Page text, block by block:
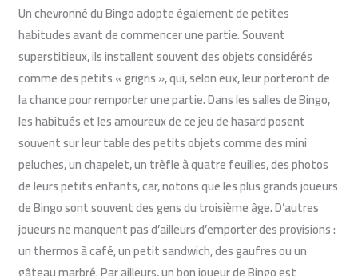
Un chevronné du Bingo adopte également de petites
habitudes avant de commencer une partie. Souvent
superstitieux, ils installent souvent des objets considérés
comme des petits « grigris », qui, selon eux, leur porteront de
la chance pour remporter une partie. Dans les salles de Bingo,
les habitués et les amoureux de ce jeu de hasard posent
souvent sur leur table des petits objets comme des mini
peluches, un chapelet, un trèfle à quatre feuilles, des photos
de leurs petits enfants, car, notons que les plus grands joueurs
de Bingo sont souvent des gens du troisième âge. D’autres
joueurs ne manquent pas d’ailleurs d’emporter des provisions :
un thermos à café, un petit sandwich, des gaufres ou un